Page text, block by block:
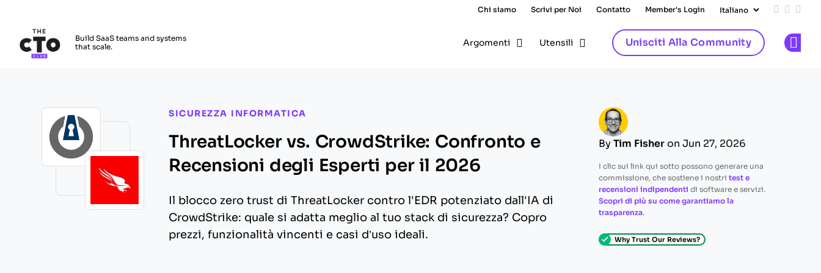
Chi siamo Scrivi per Noi Contatto Member's Login Add us
Follow
Build SaaS teams and systems
that scale.
Argomenti Utensili Unisciti Alla Community
SICUREZZA INFORMATICA
ThreatLocker vs. CrowdStrike: Confronto e
Recensioni degli Esperti per il 2026
Il blocco zero trust di ThreatLocker contro l'EDR potenziato dall'IA di
CrowdStrike: quale si adatta meglio al tuo stack di sicurezza? Copro
prezzi, funzionalità vincenti e casi d’uso ideali.
By Tim Fisher on Jun 27, 2026
I clic sui link qui sotto possono generare una
commissione, che sostiene i nostri test e
recensioni indipendenti di software e servizi.
Scopri di più su come garantiamo la
trasparenza.
Why Trust Our Reviews?